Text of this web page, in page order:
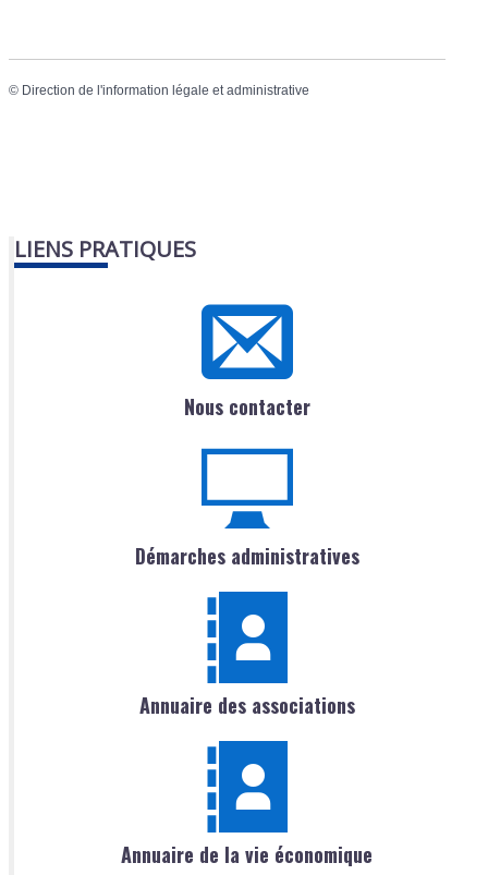
© Direction de l'information légale et administrative
LIENS PRATIQUES
Nous contacter
Démarches administratives
Annuaire des associations
Annuaire de la vie économique